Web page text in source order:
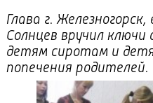
Глава г.
Солнцев вручил
детям сиротам и
попечения родителей.